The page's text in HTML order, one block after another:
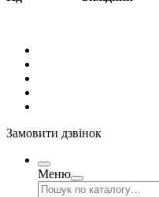
Замовити дзвінок
Меню